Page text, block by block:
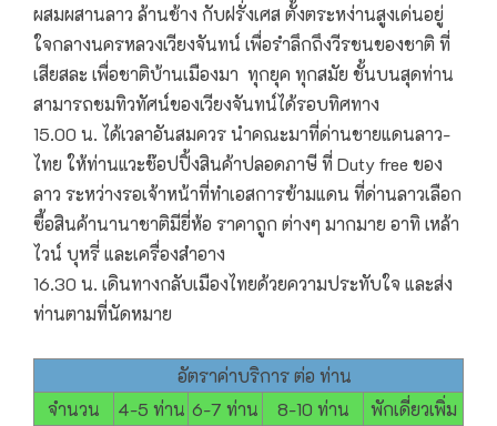
ผสมผสานลาว ล้านช้าง กับฝรั่งเศส ตั้งตระหง่านสูงเด่นอยู่
ใจกลางนครหลวงเวียงจันทน์ เพื่อรำลึกถึงวีรชนของชาติ ที่
เสียสละ เพื่อชาติบ้านเมืองมา ทุกยุค ทุกสมัย ชั้นบนสุดท่าน
สามารถชมทิวทัศน์ของเวียงจันทน์ได้รอบทิศทาง
15.00 น. ได้เวลาอันสมควร นำคณะมาที่ด่านชายแดนลาว-
ไทย ให้ท่านแวะช๊อปปิ้งสินค้าปลอดภาษี ที่ Duty free ของ
ลาว ระหว่างรอเจ้าหน้าที่ทำเอสการข้ามแดน ที่ด่านลาวเลือก
ซื้อสินค้านานาชาติมียี่ห้อ ราคาถูก ต่างๆ มากมาย อาทิ เหล้า
ไวน์ บุหรี่ และเครื่องสำอาง
16.30 น. เดินทางกลับเมืองไทยด้วยความประทับใจ และส่ง
ท่านตามที่นัดหมาย
อัตราค่าบริการ ต่อ ท่าน
จำนวน
4-5 ท่าน 6-7 ท่าน 8-10 ท่าน
พักเดี่ยวเพิ่ม